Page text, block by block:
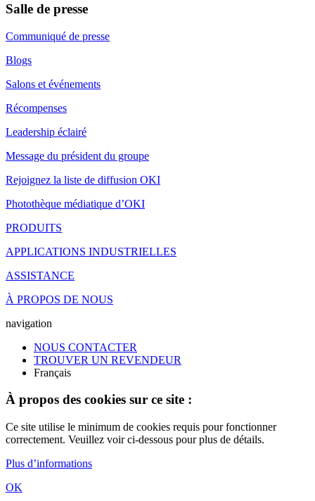
Salle de presse
Communiqué de presse
Blogs
Salons et événements
Récompenses
Leadership éclairé
Message du président du groupe
Rejoignez la liste de diffusion OKI
Photothèque médiatique d’OKI
PRODUITS
APPLICATIONS INDUSTRIELLES
ASSISTANCE
À PROPOS DE NOUS
navigation
NOUS CONTACTER
TROUVER UN REVENDEUR
Français
À propos des cookies sur ce site :
Ce site utilise le minimum de cookies requis pour fonctionner
correctement. Veuillez voir ci-dessous pour plus de détails.
Plus d’informations
OK